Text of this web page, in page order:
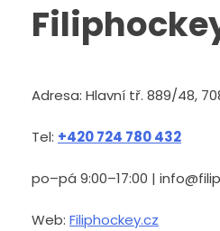
Adresa: Hlavní tř. 889/48,
Tel: +420 724 780 432
po–pá 9:00–17:00 |
Web: Filiphockey.cz